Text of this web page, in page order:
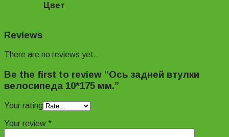
Цвет
Reviews
There are no reviews yet.
Be the first to review “Ось задней втулки
велосипеда 10*175 мм.”
Your rating
Your review *